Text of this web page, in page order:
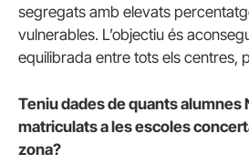
segregats amb elevats
vulnerables. L’objectiu és
equilibrada entre tots els centres,
Teniu dades de quants alumnes
matriculats a les escoles
zona?